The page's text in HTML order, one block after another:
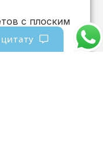
с плоским
отличное